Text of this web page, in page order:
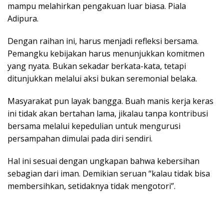
mampu melahirkan pengakuan luar biasa. Piala
Adipura.
Dengan raihan ini, harus menjadi refleksi bersama.
Pemangku kebijakan harus menunjukkan komitmen
yang nyata. Bukan sekadar berkata-kata, tetapi
ditunjukkan melalui aksi bukan seremonial belaka.
Masyarakat pun layak bangga. Buah manis kerja keras
ini tidak akan bertahan lama, jikalau tanpa kontribusi
bersama melalui kepedulian untuk mengurusi
persampahan dimulai pada diri sendiri.
Hal ini sesuai dengan ungkapan bahwa kebersihan
sebagian dari iman. Demikian seruan “kalau tidak bisa
membersihkan, setidaknya tidak mengotori”.